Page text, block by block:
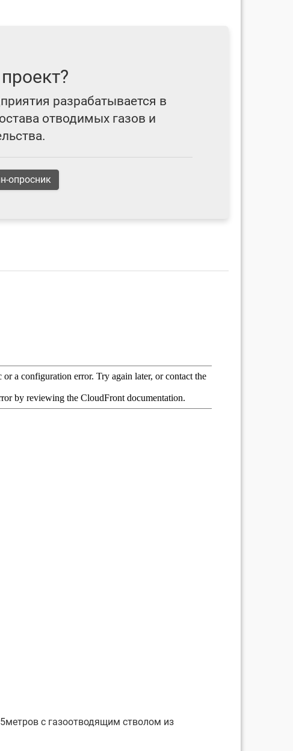
разрабатывается в
отводимых газов и
опросник
с газоотводящим стволом из